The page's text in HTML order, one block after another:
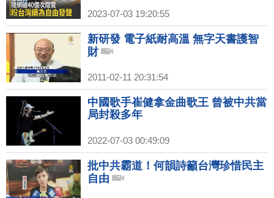
2023-07-03 19:20:55
新研發 電子紙耐高溫 無字天書護智
財
2011-02-11 20:31:54
中國歌手崔健拿金曲歌王 曾被中共當
局封殺多年
2022-07-03 00:49:09
批中共霸道！何韻詩籲台灣珍惜民主
自由